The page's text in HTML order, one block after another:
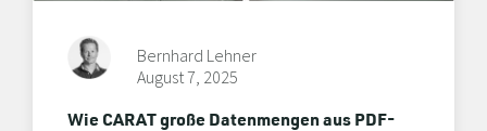
Bernhard Lehner
August 7, 2025
Wie CARAT große Datenmengen aus PDF-